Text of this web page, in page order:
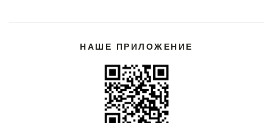
НАШЕ ПРИЛОЖЕНИЕ